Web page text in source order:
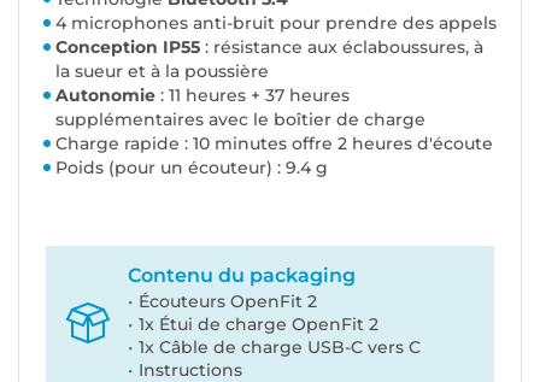
4 microphones anti-bruit pour prendre des appels
Conception IP55 : résistance aux éclaboussures, à
la sueur et à la poussière
Autonomie : 11 heures + 37 heures
supplémentaires avec le boîtier de charge
Charge rapide : 10 minutes offre 2 heures d'écoute
Poids (pour un écouteur) : 9.4 g
Contenu du packaging
Écouteurs OpenFit 2
1x Étui de charge OpenFit 2
1x Câble de charge USB-C vers C
Instructions